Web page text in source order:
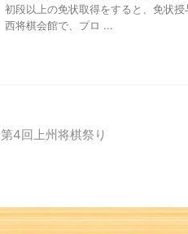
初段以上の免状取得をすると、免状
西将棋会館で、プロ ...
第4回上州将棋祭り